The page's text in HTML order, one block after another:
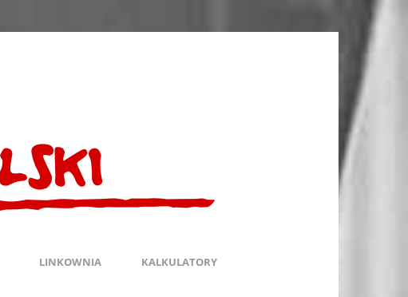
LINKOWNIA KALKULATORY